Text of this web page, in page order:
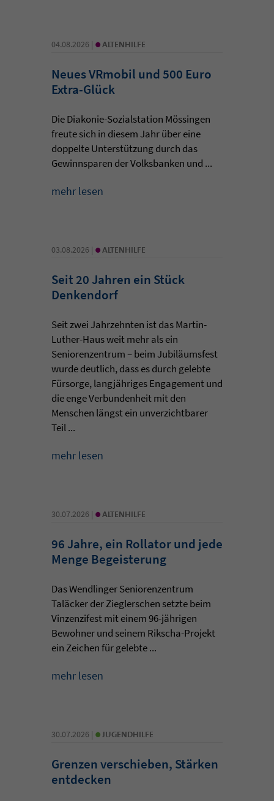
04.08.2026 | • ALTENHILFE
Neues VRmobil und 500 Euro
Extra-Glück
Die Diakonie-Sozialstation Mössingen
freute sich in diesem Jahr über eine
doppelte Unterstützung durch das
Gewinnsparen der Volksbanken und ...
mehr lesen
03.08.2026 | • ALTENHILFE
Seit 20 Jahren ein Stück
Denkendorf
Seit zwei Jahrzehnten ist das Martin-
Luther-Haus weit mehr als ein
Seniorenzentrum – beim Jubiläumsfest
wurde deutlich, dass es durch gelebte
Fürsorge, langjähriges Engagement und
die enge Verbundenheit mit den
Menschen längst ein unverzichtbarer
Teil ...
mehr lesen
30.07.2026 | • ALTENHILFE
96 Jahre, ein Rollator und jede
Menge Begeisterung
Das Wendlinger Seniorenzentrum
Taläcker der Zieglerschen setzte beim
Vinzenzifest mit einem 96-jährigen
Bewohner und seinem Rikscha-Projekt
ein Zeichen für gelebte ...
mehr lesen
30.07.2026 | • JUGENDHILFE
Grenzen verschieben, Stärken
entdecken